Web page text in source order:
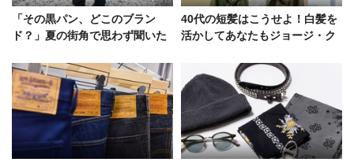
「その黒パン、どこのブラン
ド？」夏の街角で思わず聞いた
40代の短髪はこうせよ！白髪を
活かしてあなたもジョージ・ク